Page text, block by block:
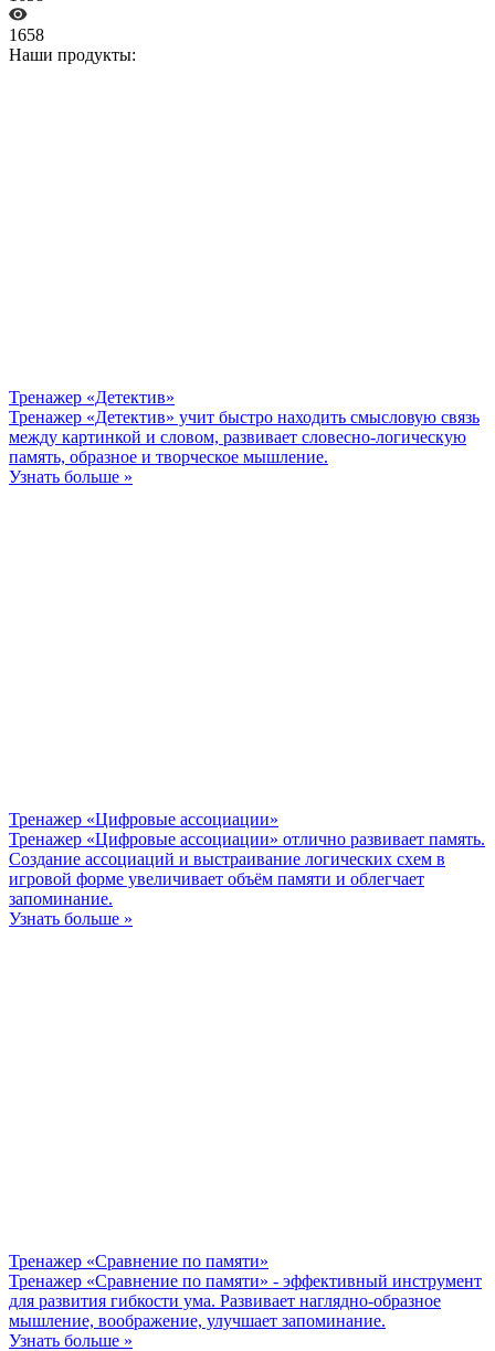
1658
Наши продукты:
Тренажер «Детектив»
Тренажер «Детектив» учит быстро находить смысловую связь
между картинкой и словом, развивает словесно-логическую
память, образное и творческое мышление.
Узнать больше »
Тренажер «Цифровые ассоциации»
Тренажер «Цифровые ассоциации» отлично развивает память.
Создание ассоциаций и выстраивание логических схем в
игровой форме увеличивает объём памяти и облегчает
запоминание.
Узнать больше »
Тренажер «Сравнение по памяти»
Тренажер «Сравнение по памяти» - эффективный инструмент
для развития гибкости ума. Развивает наглядно-образное
мышление, воображение, улучшает запоминание.
Узнать больше »